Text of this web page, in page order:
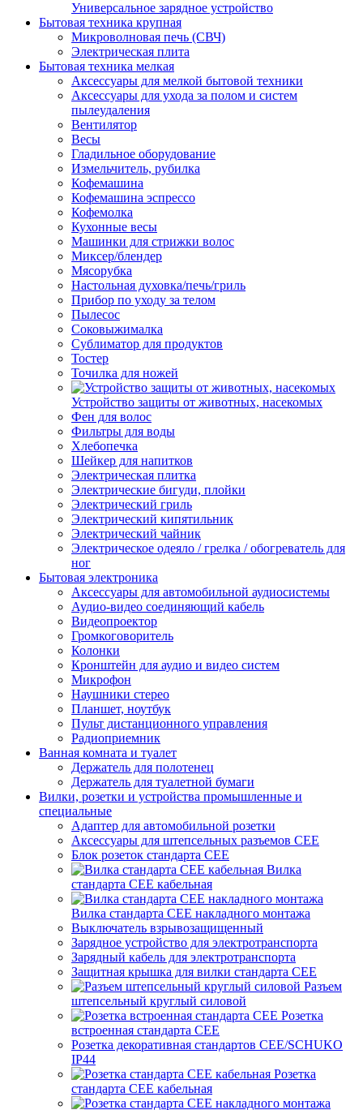
Универсальное зарядное устройство
Бытовая техника крупная
Микроволновая печь (СВЧ)
Электрическая плита
Бытовая техника мелкая
Аксессуары для мелкой бытовой техники
Аксессуары для ухода за полом и систем
пылеудаления
Вентилятор
Весы
Гладильное оборудование
Измельчитель, рубилка
Кофемашина
Кофемашина эспрессо
Кофемолка
Кухонные весы
Машинки для стрижки волос
Миксер/блендер
Мясорубка
Настольная духовка/печь/гриль
Прибор по уходу за телом
Пылесос
Соковыжималка
Сублиматор для продуктов
Тостер
Точилка для ножей
Устройство защиты от животных, насекомых
Фен для волос
Фильтры для воды
Хлебопечка
Шейкер для напитков
Электрическая плитка
Электрические бигуди, плойки
Электрический гриль
Электрический кипятильник
Электрический чайник
Электрическое одеяло / грелка / обогреватель для
ног
Бытовая электроника
Аксессуары для автомобильной аудиосистемы
Аудио-видео соединяющий кабель
Видеопроектор
Громкоговоритель
Колонки
Кронштейн для аудио и видео систем
Микрофон
Наушники стерео
Планшет, ноутбук
Пульт дистанционного управления
Радиоприемник
Ванная комната и туалет
Держатель для полотенец
Держатель для туалетной бумаги
Вилки, розетки и устройства промышленные и
специальные
Адаптер для автомобильной розетки
Аксессуары для штепсельных разъемов CEE
Блок розеток стандарта CEE
Вилка
стандарта CEE кабельная
Вилка стандарта CEE накладного монтажа
Выключатель взрывозащищенный
Зарядное устройство для электротранспорта
Зарядный кабель для электротранспорта
Защитная крышка для вилки стандарта CEE
Разъем
штепсельный круглый силовой
Розетка
встроенная стандарта CEE
Розетка декоративная стандартов CEE/SCHUKO
IP44
Розетка
стандарта СЕЕ кабельная